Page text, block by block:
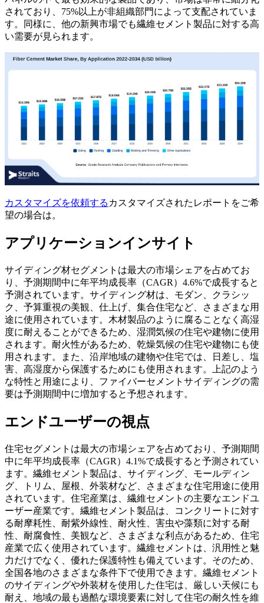
されており、75%以上が非組織部門によって支配されていま
す。同様に、他の新興市場でも繊維セメント製品に対する高
い需要が見られます。
カスタマイズを依頼する カスタマイズされたレポートをご希
望の場合は。
アプリケーションインサイト
サイディング材セグメントは最大の市場シェアを占めてお
り、予測期間中に年平均成長率（CAGR）4.6%で成長すると
予測されています。サイディング材は、モダン、クラシッ
ク、予算重視の美観、仕上げ、集合住宅など、さまざまな用
途に使用されています。木材製品のように腐ることなく高湿
度に耐えることができるため、湿潤気候の住宅や建物に使用
されます。耐火性があるため、乾燥気候の住宅や建物にも使
用されます。また、沿岸地域の建物や住宅では、日差し、塩
害、高湿度から保護するためにも使用されます。上記のよう
な特性と用途により、ファイバーセメントサイディングの需
要は予測期間中に増加すると予想されます。
エンドユーザーの視点
住宅セグメントは最大の市場シェアを占めており、予測期間
中に年平均成長率（CAGR）4.1%で成長すると予測されてい
ます。繊維セメント製品は、サイディング、モールディン
グ、トリム、屋根、外装材など、さまざまな住宅用途に使用
されています。住宅産業は、繊維セメントの主要なエンドユ
ーザー産業です。繊維セメント製品は、コンクリートに対す
る耐摩耗性、耐紫外線性、耐火性、害虫や藻類に対する耐
性、耐腐食性、美観など、さまざまな利点があるため、住宅
産業で広く使用されています。繊維セメントは、汎用性と魅
力だけでなく、優れた保護特性も備えています。そのため、
全国各地のさまざまな条件下で使用できます。繊維セメント
のサイディングや外装材を使用した住宅は、厳しい天候にも
耐え、地域の最も過酷な環境要素に対して住宅の耐久性を維